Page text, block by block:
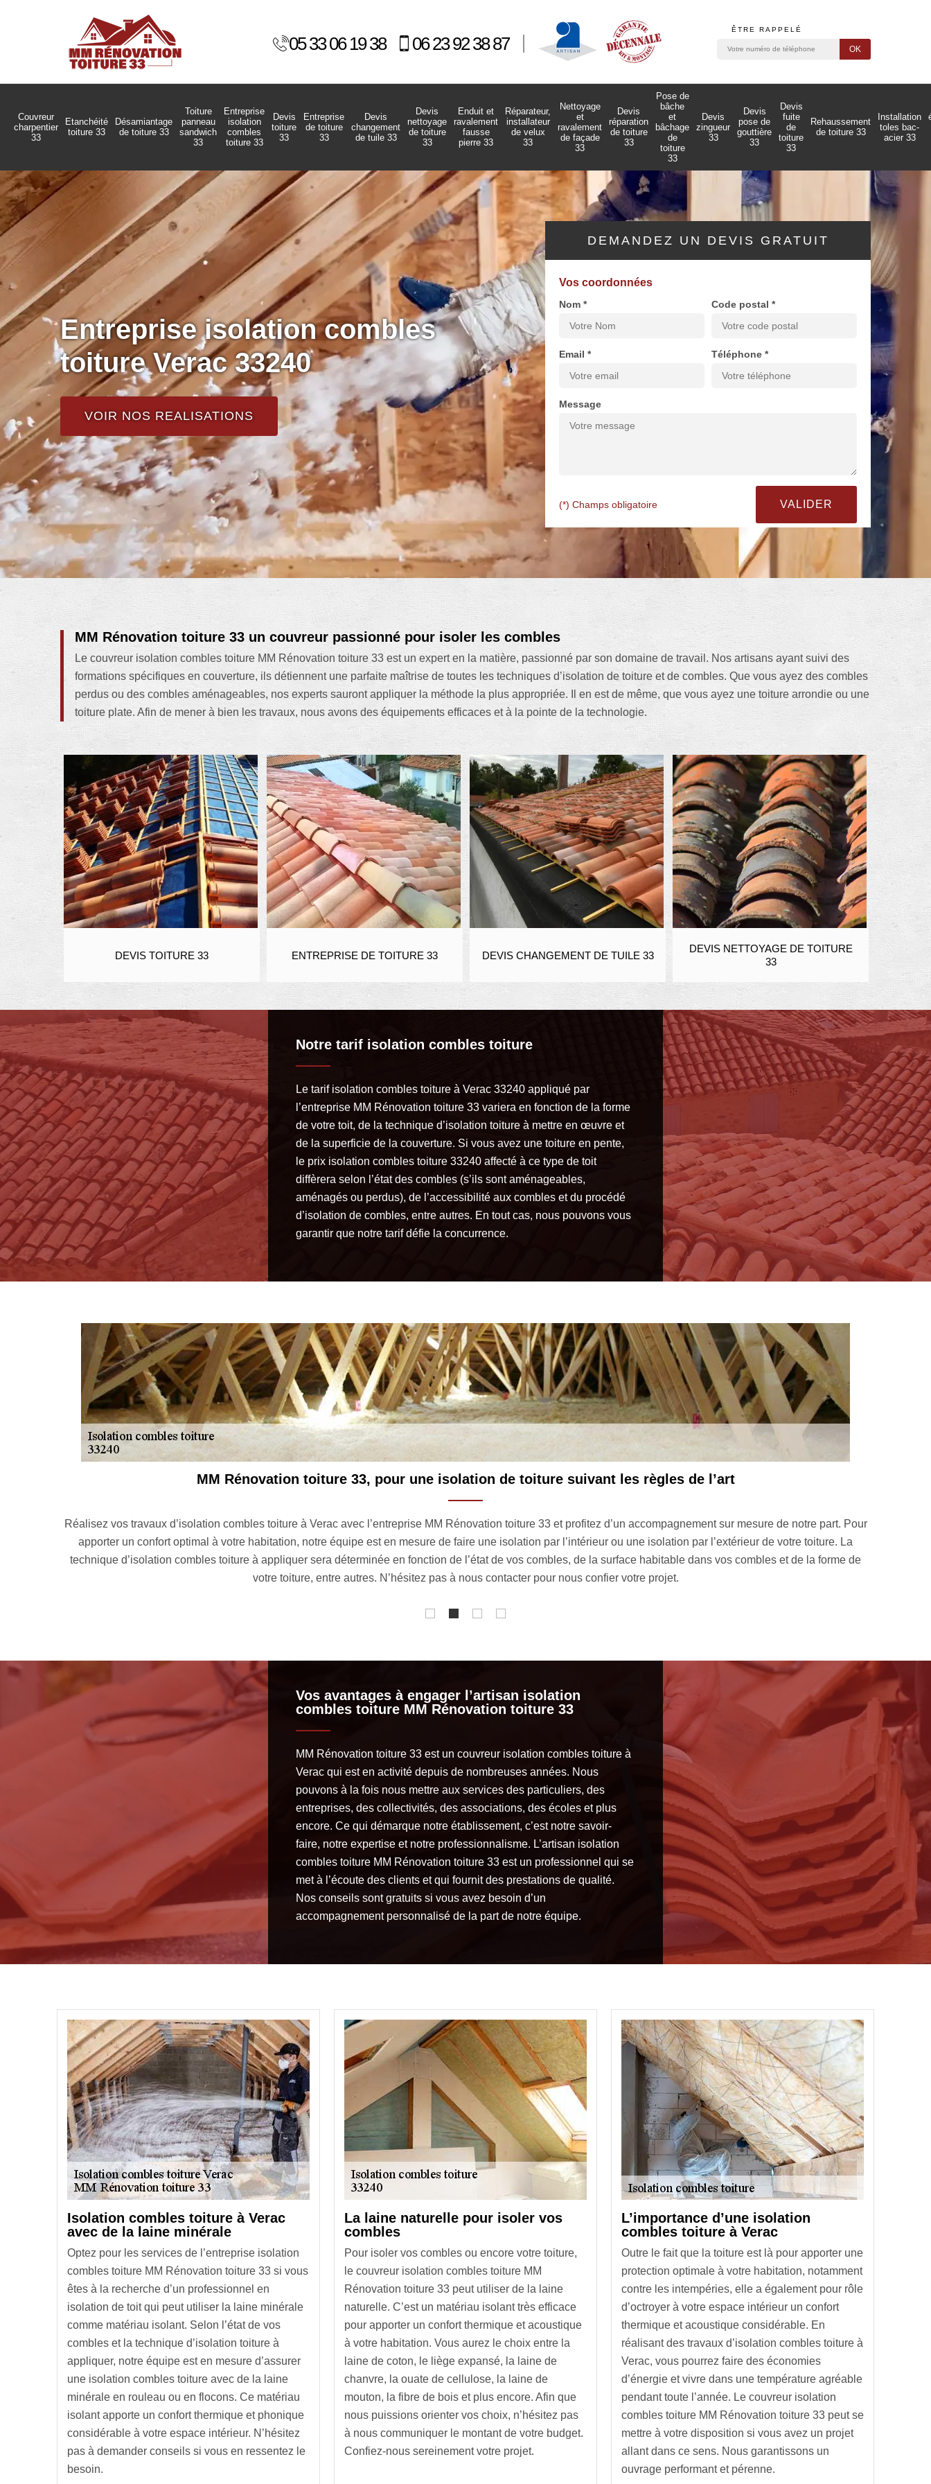
05 33 06 19 38 06 23 92 38 87
ÊTRE RAPPELÉ
Couvreur
charpentier
33
Etanchéité
toiture 33
Désamiantage
de toiture 33
Toiture
panneau
sandwich
33
Entreprise
isolation
combles
toiture 33
Devis
toiture
33
Entreprise
de toiture
33
Devis
changement
de tuile 33
Devis
nettoyage
de toiture
33
Enduit et
ravalement
fausse
pierre 33
Réparateur,
installateur
de velux
33
Nettoyage
et
ravalement
de façade
33
Devis
réparation
de toiture
33
Pose de
bâche
et
bâchage
de
toiture
33
Devis
zingueur
33
Devis
pose de
gouttière
33
Devis
fuite
de
toiture
33
Rehaussement
de toiture 33
Installation
toles bac-
acier 33
Entreprise isolation combles
toiture Verac 33240
VOIR NOS REALISATIONS
DEMANDEZ UN DEVIS GRATUIT
Vos coordonnées
Nom * Code postal *
Email * Téléphone *
Message
(*) Champs obligatoire
MM Rénovation toiture 33 un couvreur passionné pour isoler les combles
Le couvreur isolation combles toiture MM Rénovation toiture 33 est un expert en la matière, passionné par son domaine de travail. Nos artisans ayant suivi des
formations spécifiques en couverture, ils détiennent une parfaite maîtrise de toutes les techniques d’isolation de toiture et de combles. Que vous ayez des combles
perdus ou des combles aménageables, nos experts sauront appliquer la méthode la plus appropriée. Il en est de même, que vous ayez une toiture arrondie ou une
toiture plate. Afin de mener à bien les travaux, nous avons des équipements efficaces et à la pointe de la technologie.
DEVIS TOITURE 33 ENTREPRISE DE TOITURE 33 DEVIS CHANGEMENT DE TUILE 33
DEVIS NETTOYAGE DE TOITURE
ENDUIT ET
Notre tarif isolation combles toiture
Le tarif isolation combles toiture à Verac 33240 appliqué par
l’entreprise MM Rénovation toiture 33 variera en fonction de la forme
de votre toit, de la technique d’isolation toiture à mettre en œuvre et
de la superficie de la couverture. Si vous avez une toiture en pente,
le prix isolation combles toiture 33240 affecté à ce type de toit
diffèrera selon l’état des combles (s’ils sont aménageables,
aménagés ou perdus), de l’accessibilité aux combles et du procédé
d’isolation de combles, entre autres. En tout cas, nous pouvons vous
garantir que notre tarif défie la concurrence.
de notre part. Pour
de votre toiture. La
et de la forme de
Votre devis isolation combles toiture 33240 : accessible en moins de 24 heures
Découvrez notre offre en lien avec votre projet en demandant un devis isolation combles toiture à Verac. Dès que nous recevrons votre requête, nous allons étudier
minutieusement votre projet. Sur le formulaire, pensez à préciser l’état de vos combles, sa superficie et la forme de la toiture, entre autres. Cela nous permettra de
dresser un devis isolation combles toiture 33240 sur mesure, détaillé et personnalisé. Normalement, vous recevrez votre devis sous 24 heures. Trouvez dans ce devis
la date prévue pour le début des travaux ainsi que la durée de l’intervention.
Vos avantages à engager l’artisan isolation
combles toiture MM Rénovation toiture 33
MM Rénovation toiture 33 est un couvreur isolation combles toiture à
Verac qui est en activité depuis de nombreuses années. Nous
pouvons à la fois nous mettre aux services des particuliers, des
entreprises, des collectivités, des associations, des écoles et plus
encore. Ce qui démarque notre établissement, c’est notre savoir-
faire, notre expertise et notre professionnalisme. L’artisan isolation
combles toiture MM Rénovation toiture 33 est un professionnel qui se
met à l’écoute des clients et qui fournit des prestations de qualité.
Nos conseils sont gratuits si vous avez besoin d’un
accompagnement personnalisé de la part de notre équipe.
Isolation combles toiture à Verac
avec de la laine minérale
Optez pour les services de l’entreprise isolation
combles toiture MM Rénovation toiture 33 si vous
êtes à la recherche d’un professionnel en
isolation de toit qui peut utiliser la laine minérale
comme matériau isolant. Selon l’état de vos
combles et la technique d’isolation toiture à
appliquer, notre équipe est en mesure d’assurer
une isolation combles toiture avec de la laine
minérale en rouleau ou en flocons. Ce matériau
isolant apporte un confort thermique et phonique
considérable à votre espace intérieur. N’hésitez
pas à demander conseils si vous en ressentez le
besoin.
La laine naturelle pour isoler vos
combles
Pour isoler vos combles ou encore votre toiture,
le couvreur isolation combles toiture MM
Rénovation toiture 33 peut utiliser de la laine
naturelle. C’est un matériau isolant très efficace
pour apporter un confort thermique et acoustique
à votre habitation. Vous aurez le choix entre la
laine de coton, le liège expansé, la laine de
chanvre, la ouate de cellulose, la laine de
mouton, la fibre de bois et plus encore. Afin que
nous puissions orienter vos choix, n’hésitez pas
à nous communiquer le montant de votre budget.
Confiez-nous sereinement votre projet.
L’importance d’une isolation
combles toiture à Verac
Outre le fait que la toiture est là pour apporter une
protection optimale à votre habitation, notamment
contre les intempéries, elle a également pour rôle
d’octroyer à votre espace intérieur un confort
thermique et acoustique considérable. En
réalisant des travaux d’isolation combles toiture à
Verac, vous pourrez faire des économies
d’énergie et vivre dans une température agréable
pendant toute l’année. Le couvreur isolation
combles toiture MM Rénovation toiture 33 peut se
mettre à votre disposition si vous avez un projet
allant dans ce sens. Nous garantissons un
ouvrage performant et pérenne.